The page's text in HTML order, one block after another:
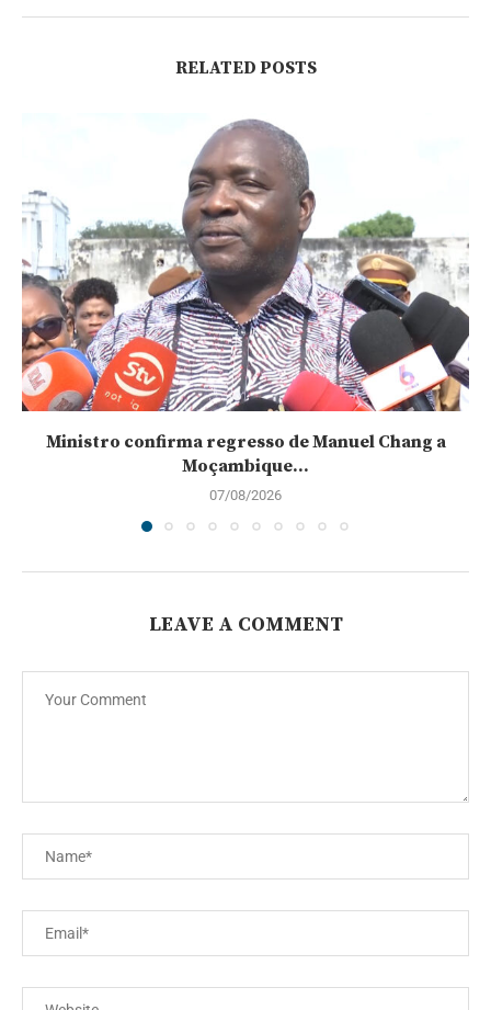
RELATED POSTS
Ministro confirma regresso de Manuel Chang a
Moçambique...
07/08/2026
LEAVE A COMMENT